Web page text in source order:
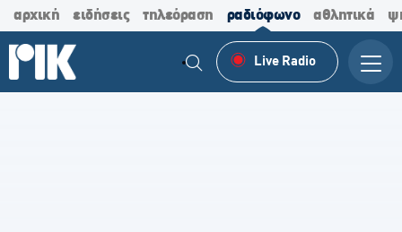
αρχική ειδήσεις τηλεόραση ραδιόφωνο αθλητικά
Live Radio